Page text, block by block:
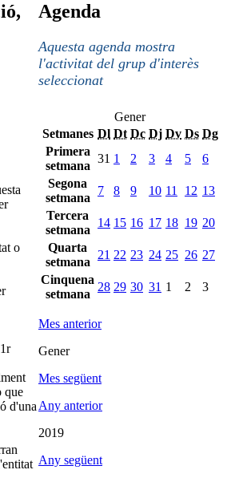
o
que
d'una
Agenda
Aquesta agenda mostra
l'activitat del grup d'interès
seleccionat
Gener
Setmanes Dl Dt Dc Dj Dv Ds Dg
Primera
setmana
31 1 2 3 4 5
6
Segona
setmana
7 8 9 10 11 12 13
Tercera
setmana
14 15 16 17 18 19 20
Quarta
setmana
21 22 23 24 25 26 27
Cinquena
setmana
28 29 30 31 1 2 3
Mes anterior
Gener
Mes següent
Any anterior
2019
Any següent